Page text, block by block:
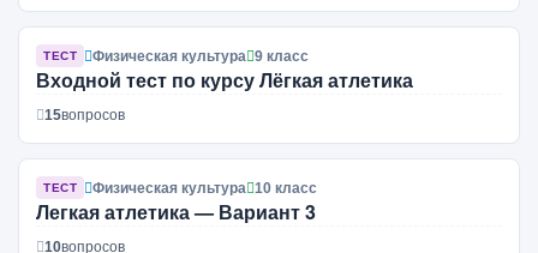
ТЕСТ Физическая культура 9 класс
Входной тест по курсу Лёгкая атлетика
15вопросов
ТЕСТ Физическая культура 10 класс
Легкая атлетика — Вариант 3
10вопросов